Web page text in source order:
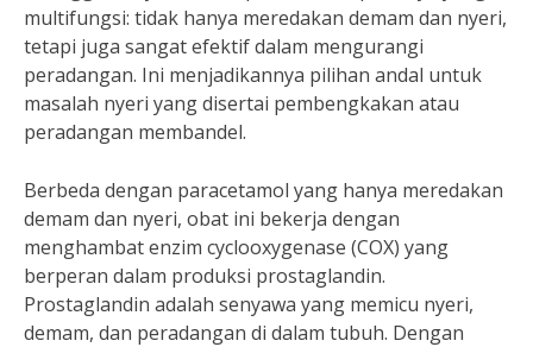
multifungsi: tidak hanya meredakan demam dan nyeri,
tetapi juga sangat efektif dalam mengurangi
peradangan. Ini menjadikannya pilihan andal untuk
masalah nyeri yang disertai pembengkakan atau
peradangan membandel.
Berbeda dengan paracetamol yang hanya meredakan
demam dan nyeri, obat ini bekerja dengan
menghambat enzim cyclooxygenase (COX) yang
berperan dalam produksi prostaglandin.
Prostaglandin adalah senyawa yang memicu nyeri,
demam, dan peradangan di dalam tubuh. Dengan